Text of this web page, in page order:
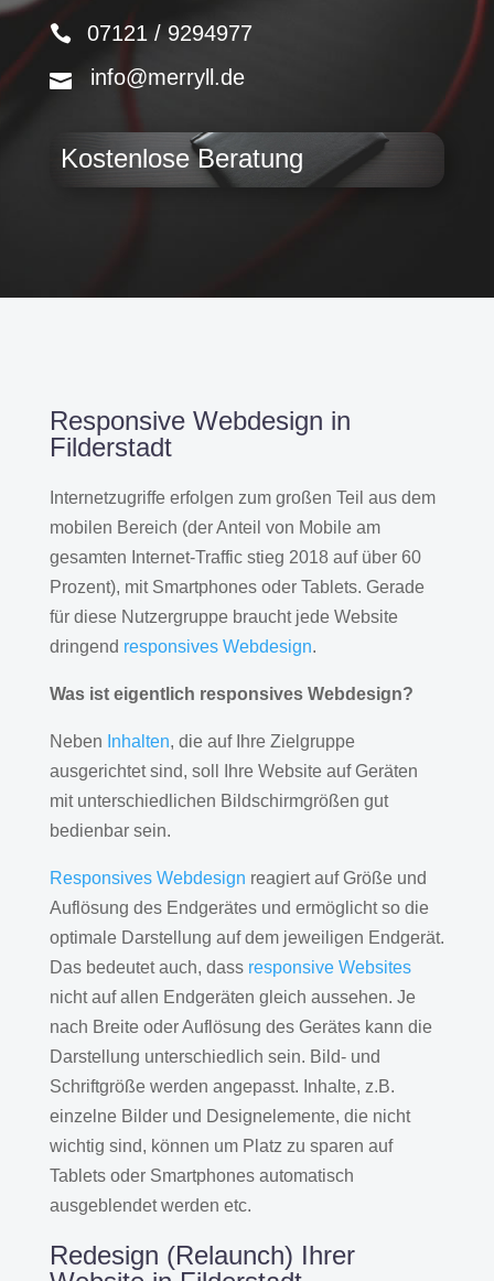
07121 / 9294977
info@merryll.de
Kostenlose Beratung
Responsive Webdesign in
Filderstadt
Internetzugriffe erfolgen zum großen Teil aus dem
mobilen Bereich (der Anteil von Mobile am
gesamten Internet-Traffic stieg 2018 auf über 60
Prozent), mit Smartphones oder Tablets. Gerade
für diese Nutzergruppe braucht jede Website
dringend responsives Webdesign.
Was ist eigentlich responsives Webdesign?
Neben Inhalten, die auf Ihre Zielgruppe
ausgerichtet sind, soll Ihre Website auf Geräten
mit unterschiedlichen Bildschirmgrößen gut
bedienbar sein.
Responsives Webdesign reagiert auf Größe und
Auflösung des Endgerätes und ermöglicht so die
optimale Darstellung auf dem jeweiligen Endgerät.
Das bedeutet auch, dass responsive Websites
nicht auf allen Endgeräten gleich aussehen. Je
nach Breite oder Auflösung des Gerätes kann die
Darstellung unterschiedlich sein. Bild- und
Schriftgröße werden angepasst. Inhalte, z.B.
einzelne Bilder und Designelemente, die nicht
wichtig sind, können um Platz zu sparen auf
Tablets oder Smartphones automatisch
ausgeblendet werden etc.
Redesign (Relaunch) Ihrer